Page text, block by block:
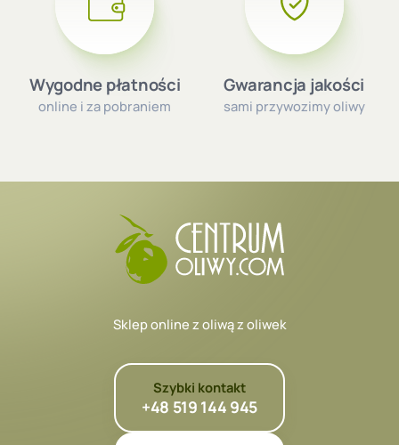
Wygodne płatności
online i za pobraniem
Gwarancja jakości
sami przywozimy oliwy
Sklep online z oliwą z oliwek
Szybki kontakt
+48 519 144 945